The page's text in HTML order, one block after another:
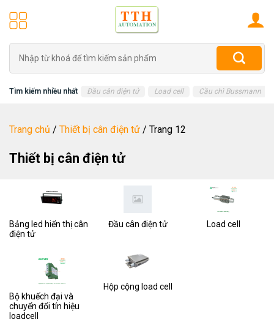
kiếm:
Tìm kiếm nhiều nhất Đầu cân điện tử Load cell Cầu chì Bussmann
Trang chủ / Thiết bị cân điện tử / Trang 12
Thiết bị cân điện tử
Bảng led hiển thị cân
điện tử
Bộ khuếch đại và
chuyển đổi tín hiệu
loadcell
Đầu cân điện tử
Hộp cộng load cell
Load cell